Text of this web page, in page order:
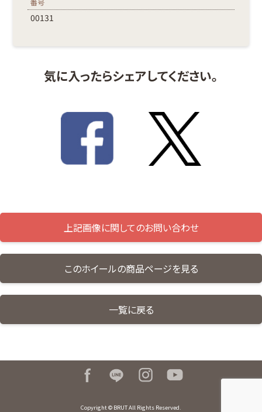
番号
00131
気に入ったらシェアしてください。
上記画像に関してのお問い合わせ
このホイールの商品ページを見る
一覧に戻る
Copyright © BRUT All Rights Reserved.